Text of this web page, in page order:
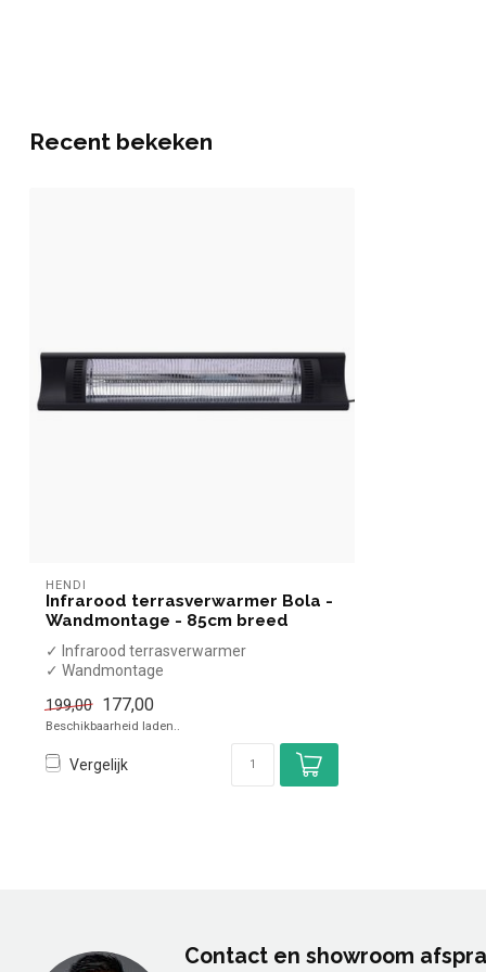
Recent bekeken
HENDI
Infrarood terrasverwarmer Bola -
Wandmontage - 85cm breed
✓ Infrarood terrasverwarmer
✓ Wandmontage
199,00 177,00
Beschikbaarheid laden..
Vergelijk
Contact en showroom